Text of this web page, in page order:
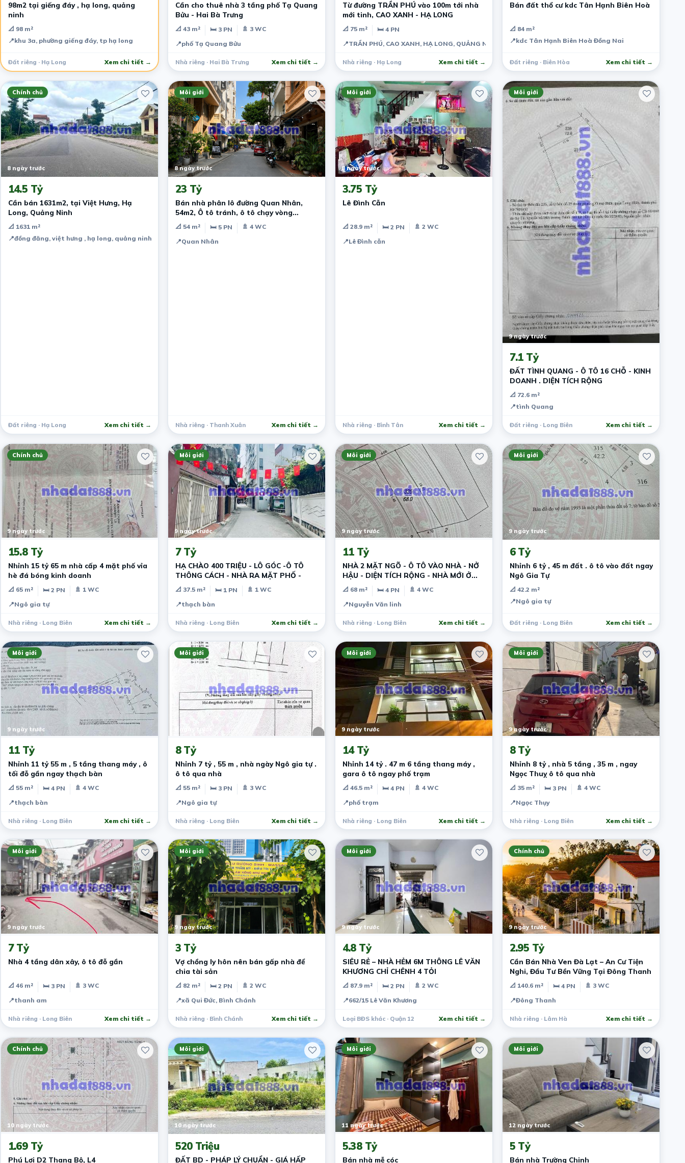
98m2 tại giếng đáy , hạ long, quảng
ninh
📐 98 m²
📍khu 3a, phường giếng đáy, tp hạ long
Đất riêng · Hạ Long Xem chi tiết →
Cần cho thuê nhà 3 tầng phố Tạ Quang
Bửu - Hai Bà Trưng
📐 43 m² 🛏 3 PN
🚿 3 WC
📍phố Tạ Quang Bửu
Nhà riêng · Hai Bà Trưng Xem chi tiết →
Từ đường TRẦN PHÚ vào 100m tới nhà
mới tinh, CAO XANH - HẠ LONG
📐 75 m²
🛏 4 PN
📍TRẦN PHÚ, CAO XANH, HẠ LONG, QUẢNG NINH
Nhà riêng · Hạ Long Xem chi tiết →
Bán đất thổ cư kdc Tân Hạnh Biên Hoà
📐 84 m²
📍kdc Tân Hạnh Biên Hoà Đồng Nai
Đất riêng · Biên Hòa Xem chi tiết →
Chính chủ
8 ngày trước
14.5 Tỷ
Cần bán 1631m2, tại Việt Hưng, Hạ
Long, Quảng Ninh
📐 1631 m²
📍đồng đăng, việt hưng , hạ long, quảng ninh
Đất riêng · Hạ Long Xem chi tiết →
Môi giới
8 ngày trước
23 Tỷ
Bán nhà phân lô đường Quan Nhân,
54m2, Ô tô tránh, ô tô chạy vòng
quanh, gần phố
📐 54 m² 🛏 5 PN
🚿 4 WC
📍Quan Nhân
Nhà riêng · Thanh Xuân Xem chi tiết →
Môi giới
8 ngày trước
3.75 Tỷ
Lê Đình Cẫn
📐 28.9 m² 🛏 2 PN
🚿 2 WC
📍Lê Đình cẫn
Nhà riêng · Bình Tân Xem chi tiết →
Môi giới
9 ngày trước
7.1 Tỷ
ĐẤT TÌNH QUANG - Ô TÔ 16 CHỖ - KINH
DOANH . DIỆN TÍCH RỘNG
📐 72.6 m²
📍tình Quang
Đất riêng · Long Biên Xem chi tiết →
Chính chủ
9 ngày trước
15.8 Tỷ
Nhỉnh 15 tỷ 65 m nhà cấp 4 mặt phố vỉa
hè đá bóng kinh doanh
📐 65 m² 🛏 2 PN
🚿 1 WC
📍Ngô gia tự
Nhà riêng · Long Biên Xem chi tiết →
Môi giới
9 ngày trước
7 Tỷ
HẠ CHÀO 400 TRIỆU - LÔ GÓC -Ô TÔ
THÔNG CÁCH - NHÀ RA MẶT PHỐ -
📐 37.5 m² 🛏 1 PN
🚿 1 WC
📍thạch bàn
Nhà riêng · Long Biên Xem chi tiết →
Môi giới
9 ngày trước
11 Tỷ
NHÀ 2 MẶT NGÕ - Ô TÔ VÀO NHÀ - NỞ
HẬU - DIỆN TÍCH RỘNG - NHÀ MỚI Ở
SƯỚNG
📐 68 m² 🛏 4 PN
🚿 4 WC
📍Nguyễn Văn linh
Nhà riêng · Long Biên Xem chi tiết →
Môi giới
9 ngày trước
6 Tỷ
Nhỉnh 6 tỷ , 45 m đất . ô tô vào đất ngay
Ngô Gia Tự
📐 42.2 m²
📍Ngô gia tự
Đất riêng · Long Biên Xem chi tiết →
Môi giới
9 ngày trước
11 Tỷ
Nhỉnh 11 tỷ 55 m , 5 tầng thang máy , ô
tối đỗ gần ngay thạch bàn
📐 55 m² 🛏 4 PN
🚿 4 WC
📍thạch bàn
Nhà riêng · Long Biên Xem chi tiết →
Môi giới
9 ngày trước
8 Tỷ
Nhỉnh 7 tỷ , 55 m , nhà ngày Ngô gia tự .
ô tô qua nhà
📐 55 m² 🛏 3 PN
🚿 3 WC
📍Ngô gia tự
Nhà riêng · Long Biên Xem chi tiết →
Môi giới
9 ngày trước
14 Tỷ
Nhỉnh 14 tỷ . 47 m 6 tầng thang máy ,
gara ô tô ngay phố trạm
📐 46.5 m² 🛏 4 PN
🚿 4 WC
📍phố trạm
Nhà riêng · Long Biên Xem chi tiết →
Môi giới
9 ngày trước
8 Tỷ
Nhỉnh 8 tỷ , nhà 5 tầng , 35 m , ngay
Ngọc Thuỵ ô tô qua nhà
📐 35 m² 🛏 3 PN
🚿 4 WC
📍Ngọc Thụy
Nhà riêng · Long Biên Xem chi tiết →
Môi giới
9 ngày trước
7 Tỷ
Nhà 4 tầng dân xây, ô tô đỗ gần
📐 46 m² 🛏 3 PN
🚿 3 WC
📍thanh am
Nhà riêng · Long Biên Xem chi tiết →
Môi giới
9 ngày trước
3 Tỷ
Vợ chồng ly hôn nên bán gấp nhà để
chia tài sản
📐 82 m² 🛏 2 PN
🚿 2 WC
📍xã Qui Đức, Bình Chánh
Nhà riêng · Bình Chánh Xem chi tiết →
Môi giới
9 ngày trước
4.8 Tỷ
SIÊU RẺ – NHÀ HẺM 6M THÔNG LÊ VĂN
KHƯƠNG CHỈ CHÊNH 4 TỎI
📐 87.9 m² 🛏 2 PN
🚿 2 WC
📍662/15 Lê Văn Khương
Loại BĐS khác · Quận 12 Xem chi tiết →
Chính chủ
9 ngày trước
2.95 Tỷ
Cần Bán Nhà Ven Đà Lạt – An Cư Tiện
Nghi, Đầu Tư Bền Vững Tại Đông Thanh
📐 140.6 m² 🛏 4 PN
🚿 3 WC
📍Đông Thanh
Nhà riêng · Lâm Hà Xem chi tiết →
Chính chủ
10 ngày trước
1.69 Tỷ
Phú Lợi D2 Thang Bộ, L4
Môi giới
10 ngày trước
520 Triệu
ĐẤT BD - PHÁP LÝ CHUẨN - GIÁ HẤP
Môi giới
11 ngày trước
5.38 Tỷ
Bán nhà mễ cóc
Môi giới
12 ngày trước
5 Tỷ
Bán nhà Trường Chinh